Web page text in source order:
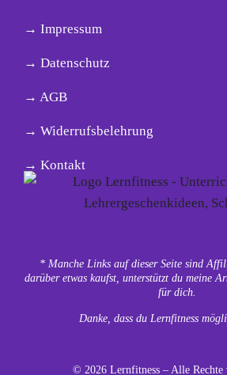
→ Impressum
→ Datenschutz
→ AGB
→ Widerrufsbelehrung
→ Kontakt
* Manche Links auf dieser Seite sind
darüber etwas kaufst, unterstützt du meine
für dich.
Danke, dass du Lernfitness
© 2026 Lernfitness – Alle Rechte